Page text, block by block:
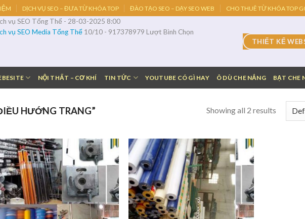
DỊCH VỤ SEO – ĐƯA TỪ KHÓA TOP ĐÀO TẠO SEO – DẠY SEO WEB CHO THUÊ TỪ KHÓA TOP
vụ SEO Tổng Thể - 28-03-2025 8:00
vụ SEO Media Tổng Thể 10/10- 917378979 Lượt Bình Chọn
THIẾT KẾ
NỘI THẤT – CƠ KHÍ TIN TỨC YOUTUBE CÓ GÌ HAY Ô DÙ CHE NẮNG BẠT CHE
HƯỚNG TRANG” Showing all 2 results